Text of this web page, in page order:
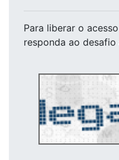
Para liberar o acesso
responda ao desafio